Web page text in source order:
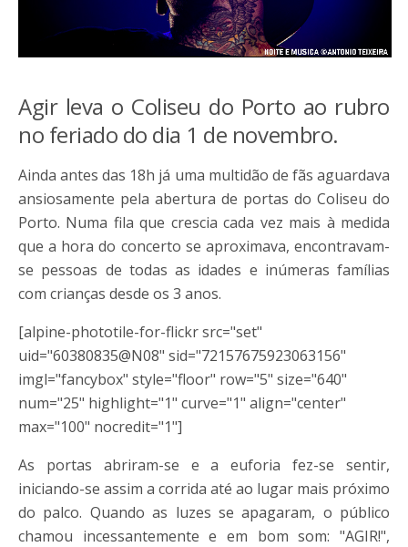
Agir leva o Coliseu do Porto ao rubro
no feriado do dia 1 de novembro.
Ainda antes das 18h já uma multidão de fãs aguardava
ansiosamente pela abertura de portas do Coliseu do
Porto. Numa fila que crescia cada vez mais à medida
que a hora do concerto se aproximava, encontravam-
se pessoas de todas as idades e inúmeras famílias
com crianças desde os 3 anos.
[alpine-phototile-for-flickr src="set"
uid="60380835@N08" sid="72157675923063156"
imgl="fancybox" style="floor" row="5" size="640"
num="25" highlight="1" curve="1" align="center"
max="100" nocredit="1"]
As portas abriram-se e a euforia fez-se sentir,
iniciando-se assim a corrida até ao lugar mais próximo
do palco. Quando as luzes se apagaram, o público
chamou incessantemente e em bom som: "AGIR!",